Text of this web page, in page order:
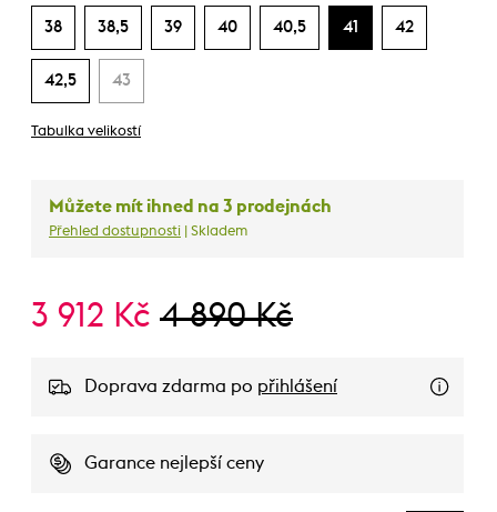
38 38,5 39 40 40,5 41 42
42,5 43
Tabulka velikostí
Můžete mít ihned na 3 prodejnách
Přehled dostupnosti | Skladem
3 912 Kč 4 890 Kč
Doprava zdarma po přihlášení
Garance nejlepší ceny